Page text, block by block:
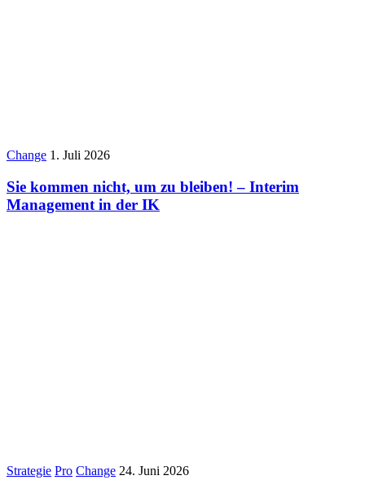
Change 1. Juli 2026
Sie kommen nicht, um zu bleiben! – Interim
Management in der IK
Strategie Pro Change 24. Juni 2026